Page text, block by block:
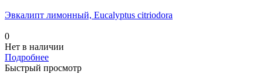
Эвкалипт лимонный, Eucalyptus citriodora
0
Нет в наличии
Подробнее
Быстрый просмотр